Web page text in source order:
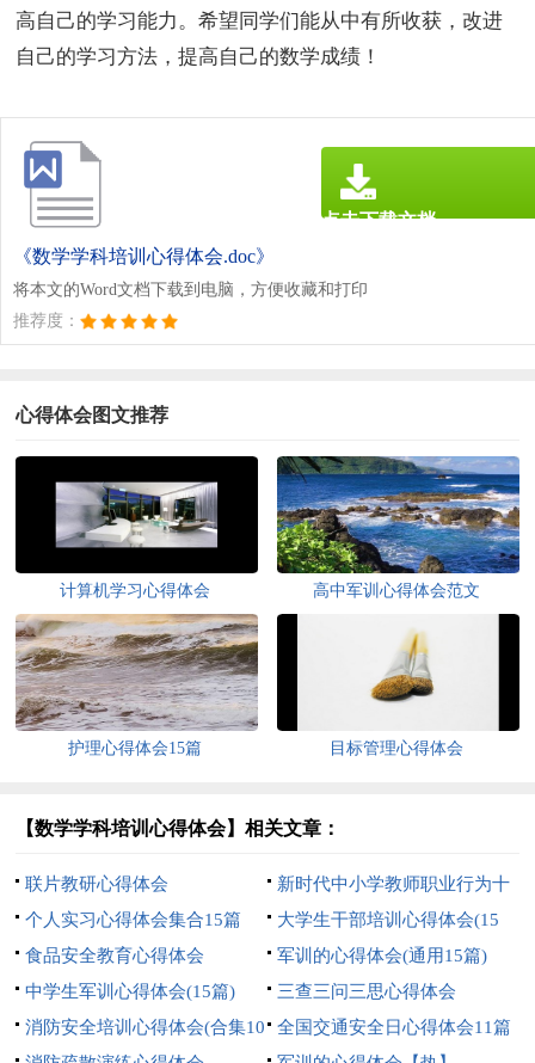
高自己的学习能力。希望同学们能从中有所收获，改进
自己的学习方法，提高自己的数学成绩！
《数学学科培训心得体会.doc》
将本文的Word文档下载到电脑，方便收藏和打印
推荐度：
点击下载文档
心得体会图文推荐
计算机学习心得体会 高中军训心得体会范文
护理心得体会15篇 目标管理心得体会
【数学学科培训心得体会】相关文章：
联片教研心得体会
新时代中小学教师职业行为十
项准则心得体会
个人实习心得体会集合15篇
大学生干部培训心得体会(15
篇)
食品安全教育心得体会
军训的心得体会(通用15篇)
中学生军训心得体会(15篇)
三查三问三思心得体会
消防安全培训心得体会(合集10
全国交通安全日心得体会11篇